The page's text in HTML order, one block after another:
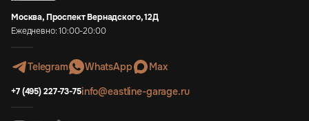
Москва, Проспект Вернадского, 12Д
Ежедневно: 10:00-20:00
Telegram WhatsApp Max
+7 (495) 227-73-75info@eastline-garage.ru